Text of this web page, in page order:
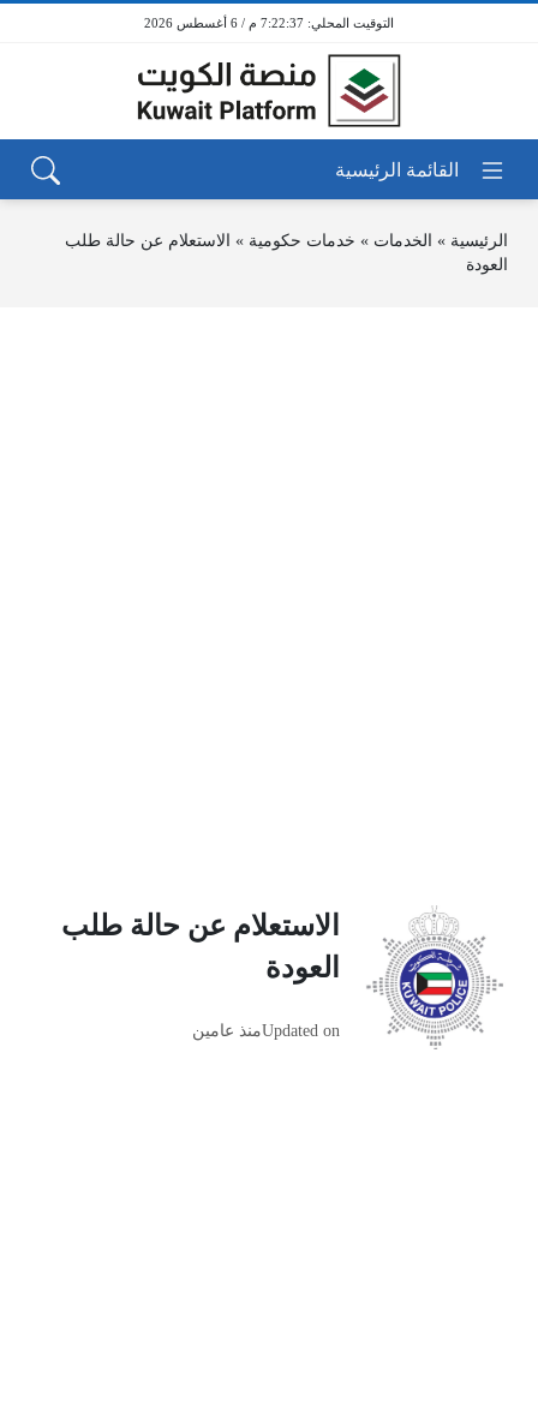
7:22:37 م / 6 أغسطس 2026
الرئيسية » الخدمات » خدمات حكومية » الاستعلام عن حالة طلب
العودة
الاستعلام عن حالة طلب
العودة
Updated onمنذ عامين